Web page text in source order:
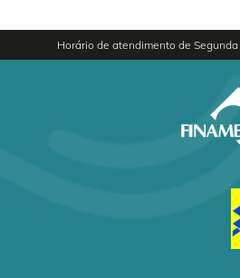
Horário de atendimento de